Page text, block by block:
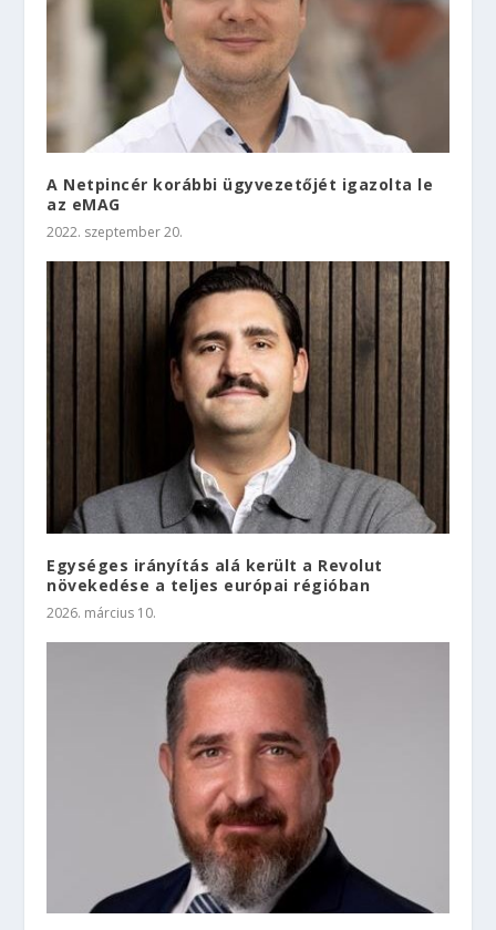
A Netpincér korábbi ügyvezetőjét igazolta le
az eMAG
2022. szeptember 20.
Egységes irányítás alá került a Revolut
növekedése a teljes európai régióban
2026. március 10.